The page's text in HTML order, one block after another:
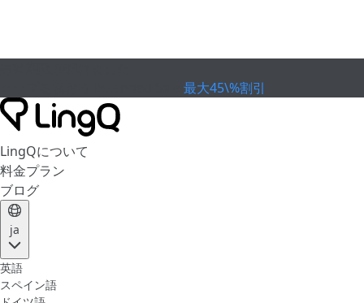
最大45\%割引
LingQについて
料金プラン
ブログ
ja
英語
スペイン語